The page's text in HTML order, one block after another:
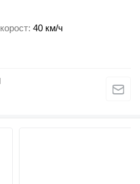
40 км/ч